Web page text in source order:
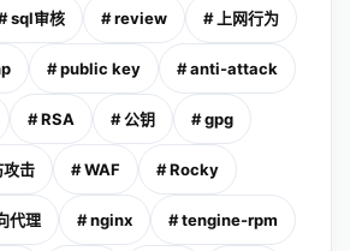
sql审核 # review # 上网行为
# public key # anti-attack
# RSA # 公钥 # gpg
攻击 # WAF # Rocky
代理 # nginx # tengine-rpm